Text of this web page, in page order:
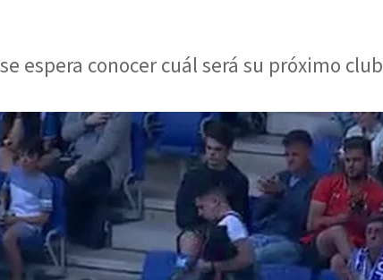
espera conocer cuál será su próximo club